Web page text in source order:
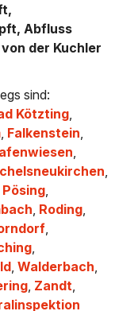
Abfluss
der Kuchler
sind:
Kötzting,
, Falkenstein,
,
,
Pösing,
, Roding,
,
,
,Walderbach,
, Zandt,